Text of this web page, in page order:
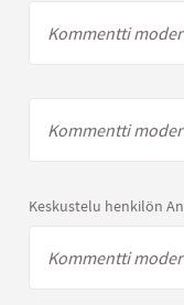
Kommentti
Kommentti
Keskustelu henkilön
Kommentti